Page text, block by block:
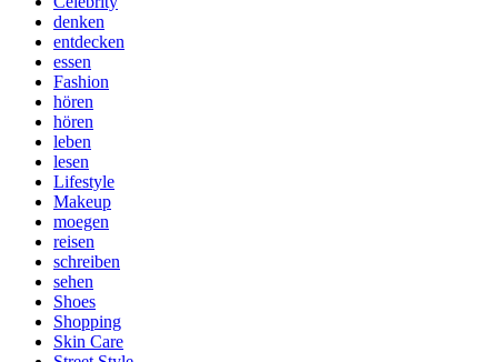
denken
entdecken
essen
Fashion
hören
hören
leben
lesen
Lifestyle
Makeup
moegen
reisen
schreiben
sehen
Shoes
Shopping
Skin Care